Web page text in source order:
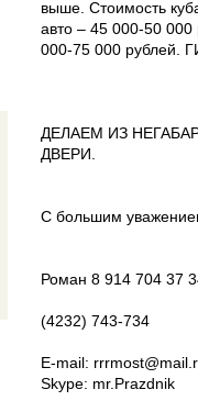
выше. Стоимость
авто – 45 000-50
000-75 000
ДЕЛАЕМ ИЗ
ДВЕРИ.
С большим
Роман 8 914 704 37
(4232) 743-734
E-mail:
Skype: mr.Prazdnik